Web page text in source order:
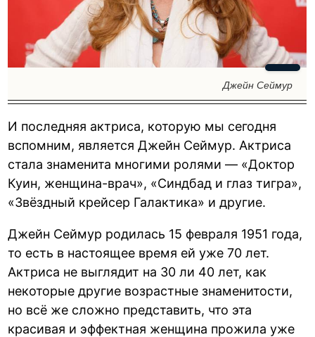
Джейн Сеймур
И последняя актриса, которую мы сегодня
вспомним, является Джейн Сеймур. Актриса
стала знаменита многими ролями — «Доктор
Куин, женщина-врач», «Синдбад и глаз тигра»,
«Звёздный крейсер Галактика» и другие.
Джейн Сеймур родилась 15 февраля 1951 года,
то есть в настоящее время ей уже 70 лет.
Актриса не выглядит на 30 ли 40 лет, как
некоторые другие возрастные знаменитости,
но всё же сложно представить, что эта
красивая и эффектная женщина прожила уже